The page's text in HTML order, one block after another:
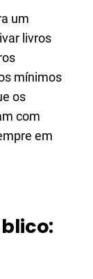
um
livros
mínimos
os
com
em